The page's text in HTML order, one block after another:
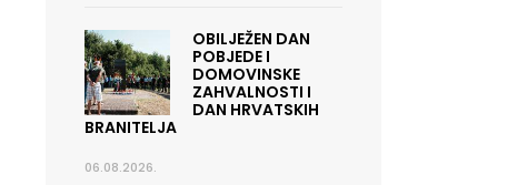
OBILJEŽEN DAN
POBJEDE I
DOMOVINSKE
ZAHVALNOSTI I
DAN HRVATSKIH
BRANITELJA
06.08.2026.